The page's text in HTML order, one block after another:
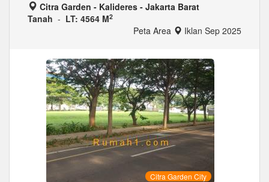
Citra Garden - Kalideres - Jakarta Barat
Tanah - LT: 4564 M2
Peta Area Iklan Sep 2025
Citra Garden City